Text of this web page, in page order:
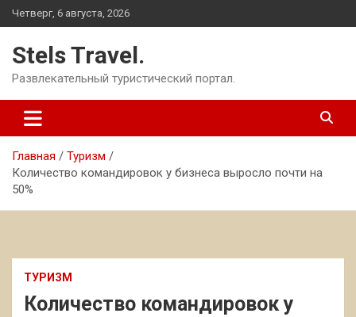
Перейти
к
Четверг, 6 августа, 2026
Stels Travel.
Развлекательный туристический портал.
Главная
Туризм
Количество командировок у бизнеса выросло почти на
50%
ТУРИЗМ
Количество командировок у